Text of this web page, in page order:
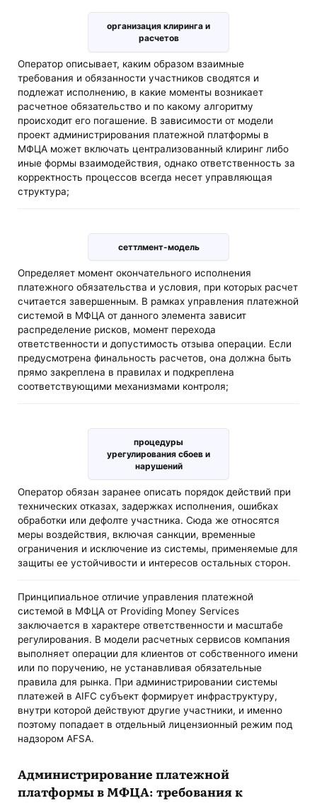
организация клиринга и
расчетов
Оператор описывает, каким образом взаимные
требования и обязанности участников сводятся и
подлежат исполнению, в какие моменты возникает
расчетное обязательство и по какому алгоритму
происходит его погашение. В зависимости от модели
проект администрирования платежной платформы в
МФЦА может включать централизованный клиринг либо
иные формы взаимодействия, однако ответственность за
корректность процессов всегда несет управляющая
структура;
сеттлмент-модель
Определяет момент окончательного исполнения
платежного обязательства и условия, при которых расчет
считается завершенным. В рамках управления платежной
системой в МФЦА от данного элемента зависит
распределение рисков, момент перехода
ответственности и допустимость отзыва операции. Если
предусмотрена финальность расчетов, она должна быть
прямо закреплена в правилах и подкреплена
соответствующими механизмами контроля;
процедуры
урегулирования сбоев и
нарушений
Оператор обязан заранее описать порядок действий при
технических отказах, задержках исполнения, ошибках
обработки или дефолте участника. Сюда же относятся
меры воздействия, включая санкции, временные
ограничения и исключение из системы, применяемые для
защиты ее устойчивости и интересов остальных сторон.
Принципиальное отличие управления платежной
системой в МФЦА от Providing Money Services
заключается в характере ответственности и масштабе
регулирования. В модели расчетных сервисов компания
выполняет операции для клиентов от собственного имени
или по поручению, не устанавливая обязательные
правила для рынка. При администрировании системы
платежей в AIFC субъект формирует инфраструктуру,
внутри которой действуют другие участники, и именно
поэтому попадает в отдельный лицензионный режим под
надзором AFSA.
Администрирование платежной
платформы в МФЦА: требования к